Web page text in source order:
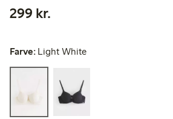
299 kr.
Farve: Light White